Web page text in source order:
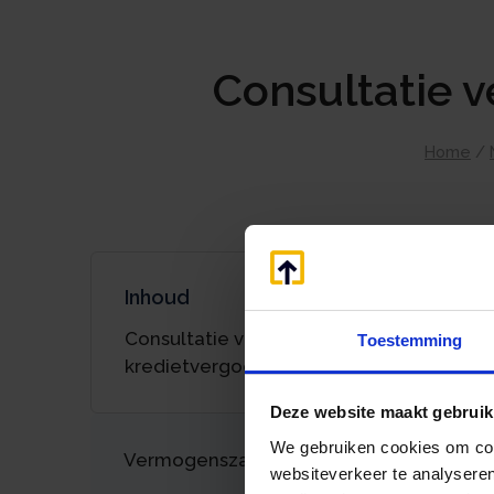
Toestemming
Deze website maakt
We gebruiken cookies om
websiteverkeer te
Consultatie
Home /
Inhoud
Consultatie verlaging maximale
kredietvergoeding
Vermogenszaken goed regelen?